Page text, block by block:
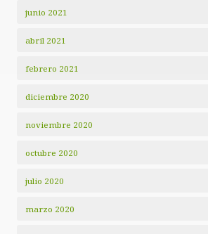
junio 2021
abril 2021
febrero 2021
diciembre 2020
noviembre 2020
octubre 2020
julio 2020
marzo 2020